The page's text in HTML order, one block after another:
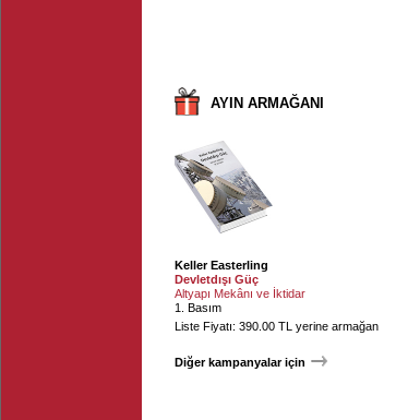
AYIN ARMAĞANI
Keller Easterling
Devletdışı Güç
Altyapı Mekânı ve İktidar
1. Basım
Liste Fiyatı: 390.00 TL yerine armağan
Diğer kampanyalar için